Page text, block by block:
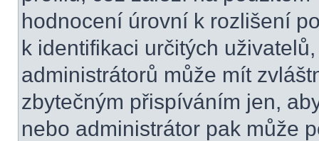
hodnocení úrovní k rozlišení
k identifikaci určitých
administrátorů může mít
zbytečným přispíváním jen,
nebo administrátor pak může